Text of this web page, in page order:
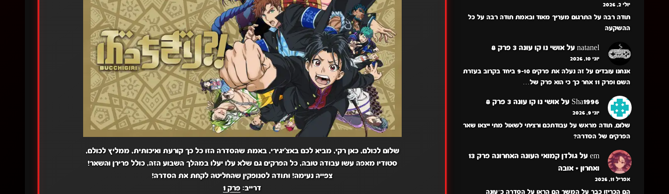
שלום לכולם, כאן רקי, מביא לכם באצ'יגירי, באמת שהסדרה הזו כל כך קורעת ואיכותית, ממליץ לכולם,
סטודיו מאפה עשו עבודה טובה, כל הפרקים גם שלא עלו יעלו במהלך השבוע הזה, כולל פרירן והשאר!
צפייה נעימה! ותודה לסנופקין שהחליטה לקחת את הסדרה!
דרייב: פרק 1
יולי 2, 2026
תודה רבה על התרגום מעריך מאוד ובאמת תודה רבה על כל
ההשקעה
natanel עלאושי נו קו עונה 3 פרק 8
יוני 10, 2026
אנחנו עובדים על זה נעלה את פרקים 9-10 ביחד בקרוב בעזרת
השם ופרק 11 אחר כך כי הוא פרק של…
Sha1996 עלאושי נו קו עונה 3 פרק 8
יוני 9, 2026
שלום, תודה מראש על עבודתכם ורציתי לשאול מתי ייצאו שאר
הפרקים של הסדרה?
em על
גולדן קמואי העונה האחרונה פרק 13
ואחרון + אובה
אפריל 11, 2026
הם הכריזו כבר על המשך הם הראו על הסדרה כ״עונה